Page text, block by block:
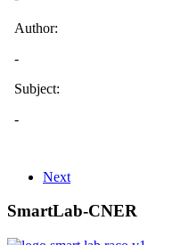
Next
SmartLab-CNER